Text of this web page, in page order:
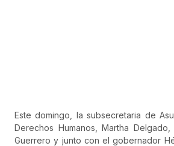
Este domingo, la subsecretaria de
Derechos Humanos, Martha
Guerrero y junto con el gobernador